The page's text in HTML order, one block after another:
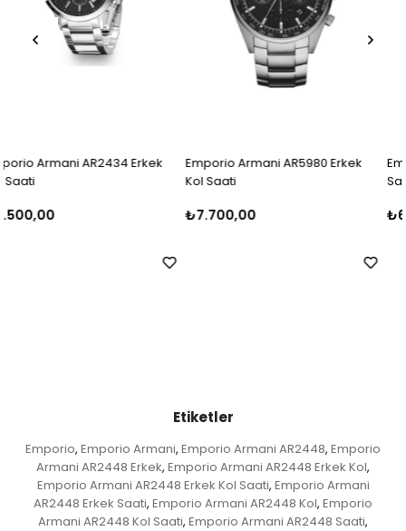
Emporio Armani AR5980 Erkek
Kol Saati
₺7.700,00
Emporio Armani AR1895
Saati
₺6.499,99
Etiketler
Emporio, Emporio Armani, Emporio Armani AR2448, Emporio
Armani AR2448 Erkek, Emporio Armani AR2448 Erkek Kol,
Emporio Armani AR2448 Erkek Kol Saati, Emporio Armani
AR2448 Erkek Saati, Emporio Armani AR2448 Kol, Emporio
Armani AR2448 Kol Saati, Emporio Armani AR2448 Saati,